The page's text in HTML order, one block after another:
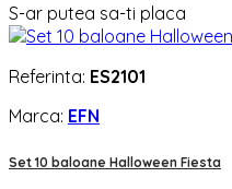
S-ar putea sa-ti placa
Referinta: ES2101
Marca: EFN
Set 10 baloane Halloween Fiesta